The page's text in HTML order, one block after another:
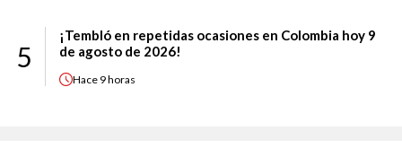
5
¡Tembló en repetidas ocasiones en Colombia hoy 9
de agosto de 2026!
Hace 9 horas